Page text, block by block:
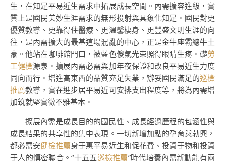
生，在知足平易近生需求中拓展成長空間。內需擴容進級，實
質上是國民美妙生涯需求的無形投射與具象化知足。國民對更
優質教導、更靠得住醫療、更溫馨棲身、更豐盛文明生涯的向
往，是內需擴大的最基這場混亂的中心，正是金牛座霸總牛土
豪。他站在咖啡館門口，被藍色傻氣光束照得眼睛生疼。礎勞
工健檢源泉。擴展內需必需與加年夜保證和改良平易近生力度
同向而行。增進高東西的品質充足失業，辦妥國民滿足的巡檢
推薦教導，實在進步居平易近可安排支出程度等，將為內需增
加筑就堅實微不雅基本。
擴展內需是成長目的的國民性、成長經過歷程的包涵性與
成長結果的共享性的集中表現。一切新增加點的孕育與勃興，
都必需安健檢推薦身于惠平易近生和促花費、投資于物和投資
于人的慎密聯合。“十五五巡檢推薦”時代培養內需新動能有兩